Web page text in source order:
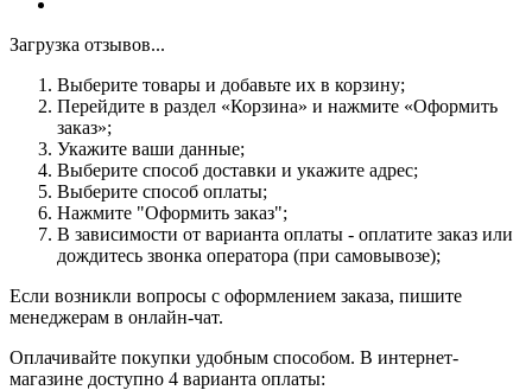
Загрузка отзывов...
Выберите товары и добавьте их в корзину;
Перейдите в раздел «Корзина» и нажмите «Оформить
заказ»;
Укажите ваши данные;
Выберите способ доставки и укажите адрес;
Выберите способ оплаты;
Нажмите "Оформить заказ";
В зависимости от варианта оплаты - оплатите заказ или
дождитесь звонка оператора (при самовывозе);
Если возникли вопросы с оформлением заказа, пишите
менеджерам в онлайн-чат.
Оплачивайте покупки удобным способом. В интернет-
магазине доступно 4 варианта оплаты: